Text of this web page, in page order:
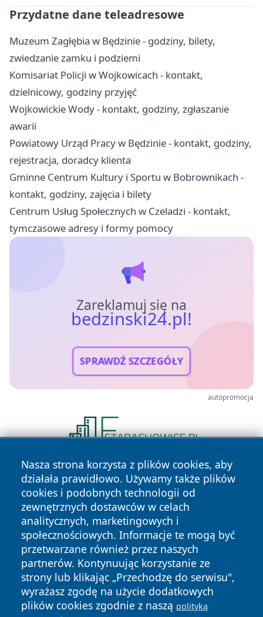
Przydatne dane teleadresowe
Muzeum Zagłębia w Będzinie - godziny, bilety,
zwiedzanie zamku i podziemi
Komisariat Policji w Wojkowicach - kontakt,
dzielnicowy, godziny przyjęć
Wojkowickie Wody - kontakt, godziny, zgłaszanie
awarii
Powiatowy Urząd Pracy w Będzinie - kontakt, godziny,
rejestracja, doradcy klienta
Gminne Centrum Kultury i Sportu w Bobrownikach -
kontakt, godziny, zajęcia i bilety
Centrum Usług Społecznych w Czeladzi - kontakt,
tymczasowe adresy i formy pomocy
Zareklamuj się na
bedzinski24.pl!
SPRAWDŹ SZCZEGÓŁY
autopromocja
Nasza strona korzysta z plików cookies, aby
działała prawidłowo. Używamy także plików
cookies i podobnych technologii od
zewnętrznych dostawców w celach
analitycznych, marketingowych i
społecznościowych. Informacje te mogą być
przetwarzane również przez naszych
partnerów. Kontynuując korzystanie ze
strony lub klikając „Przechodzę do serwisu",
wyrażasz zgodę na użycie dodatkowych
plików cookies zgodnie z naszą polityką
Copyright © 2026 bedzinski24.pl Wszystkie prawa
zastrzeżone.
News Autorzy
Polityka
Prywatności
Polityka
Cookies